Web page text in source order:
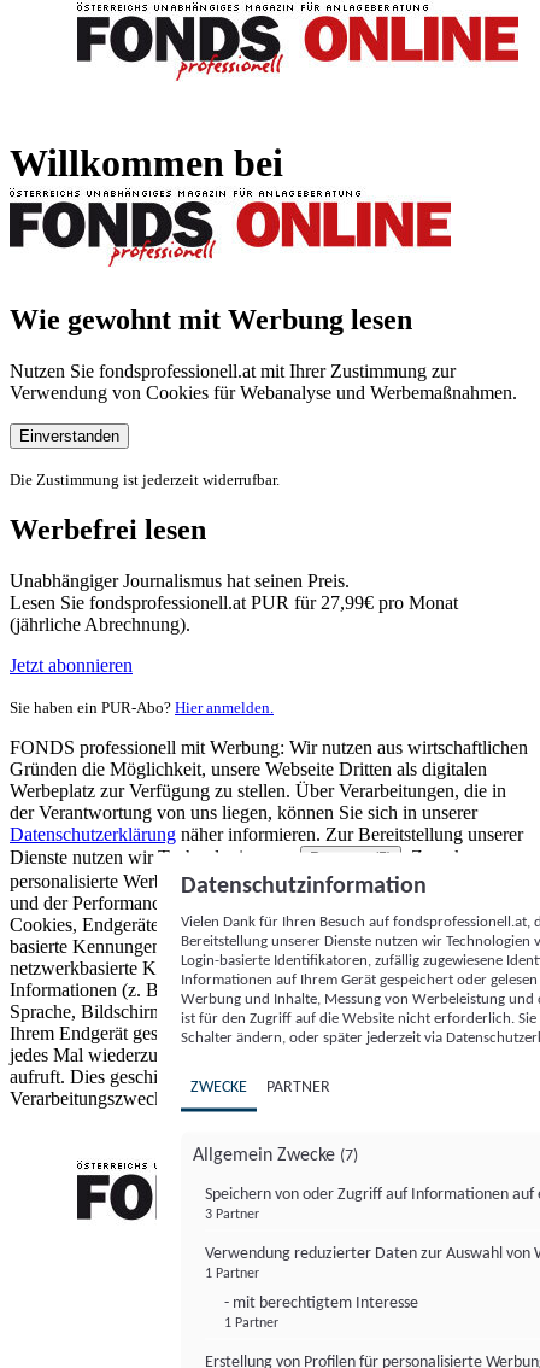
Willkommen bei
Wie gewohnt mit Werbung lesen
Nutzen Sie fondsprofessionell.at mit Ihrer Zustimmung zur
Verwendung von Cookies für Webanalyse und Werbemaßnahmen.
Einverstanden
Die Zustimmung ist jederzeit widerrufbar.
Werbefrei lesen
Unabhängiger Journalismus hat seinen Preis.
Lesen Sie fondsprofessionell.at PUR für 27,99€ pro Monat
(jährliche Abrechnung).
Jetzt abonnieren
Sie haben ein PUR-Abo? Hier anmelden.
FONDS professionell mit Werbung: Wir nutzen aus wirtschaftlichen
Gründen die Möglichkeit, unsere Webseite Dritten als digitalen
Werbeplatz zur Verfügung zu stellen. Über Verarbeitungen, die in
der Verantwortung von uns liegen, können Sie sich in unserer
Datenschutzerklärung näher informieren. Zur Bereitstellung unserer
Dienste nutzen wir Technologien von
Partnern (5)
. Zwecke:
personalisierte Werbung und Inhalte, Messung von Werbeleistung
und der Performance von Inhalten sowie Zielgruppenforschung.
Cookies, Endgeräte- oder ähnliche Online-Kennungen (z. B. login-
basierte Kennungen, zufällig generierte Kennungen,
netzwerkbasierte Kennungen) können zusammen mit anderen
Informationen (z. B. Browsertyp und Browserinformationen,
Sprache, Bildschirmgröße, unterstützte Technologien usw.) auf
Ihrem Endgerät gespeichert oder von dort ausgelesen werden, um es
jedes Mal wiederzuerkennen, wenn es eine App oder einer Webseite
aufruft. Dies geschieht für einen oder mehrere der hier aufgeführten
Verarbeitungszwecke.
Datenschutzinformation
Vielen Dank für Ihren Besuch auf
Bereitstellung unserer Dienste nutzen wir Technologien
Login-basierte Identifikatoren, zufällig zugewiesene
Informationen auf Ihrem Gerät gespeichert oder
Werbung und Inhalte, Messung von Werbeleistung
ist für den Zugriff auf die Website nicht erforderlich.
Schalter ändern, oder später jederzeit via
ZWECKE PARTNER
Allgemein Zwecke (7)
Speichern von oder Zugriff auf Informationen auf
3 Partner
Verwendung reduzierter Daten zur Auswahl von
1 Partner
- mit berechtigtem Interesse
1 Partner
Erstellung von Profilen für personalisierte
FONDS professionell